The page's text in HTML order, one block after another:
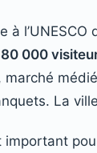
à
80 000
La
important